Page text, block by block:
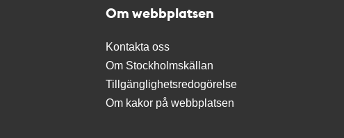
Om webbplatsen
Kontakta oss
Om Stockholmskällan
Tillgänglighetsredogörelse
Om kakor på webbplatsen